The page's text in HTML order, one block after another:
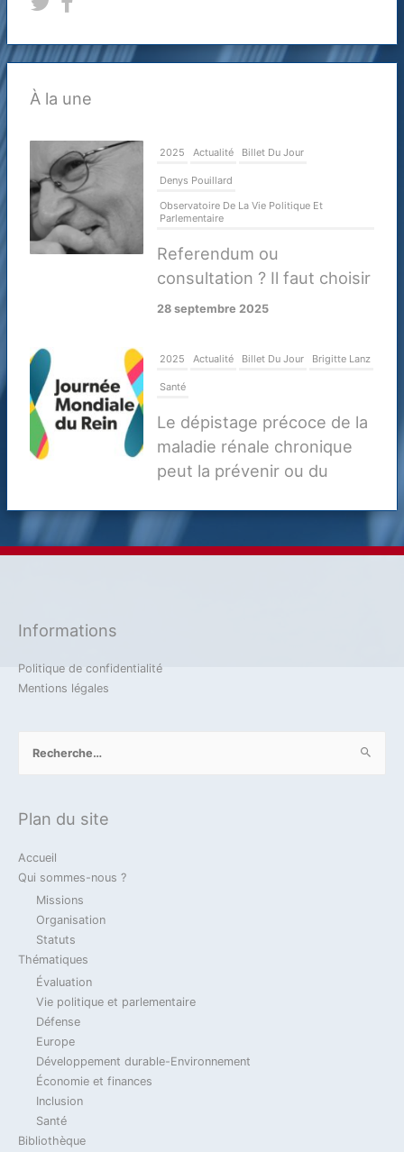
À la une
2025 Actualité Billet Du Jour
Denys Pouillard
Observatoire De La Vie Politique Et
Parlementaire
Referendum ou
consultation ? Il faut choisir
28 septembre 2025
2025 Actualité Billet Du Jour Brigitte Lanz
Santé
Le dépistage précoce de la
maladie rénale chronique
peut la prévenir ou du
complications
20 mars 2025
La coopération Franco-Allemande en
matière de défense dans la Loi de
programmation militaire 2024-2030 et des
Die deutsch-französische Zusammenarbeit
im Verteidigungsbereich in dem Gesetz zur
militärischen Programmierung (MPG) 2024-
2030 und daraus zu ziehenden
Konsequenzen.
14 novembre 2023
2023 Actualité Billet Du Jour Défense
Loi de Programmation Militaire 2024-2030 &
coopération franco-allemande / Gesetz zur
militärischen Programmierung 2024-2030 &
deutsch-französische Zusammenarbeit
Informations
Politique de confidentialité
Mentions légales
Plan du site
Accueil
Qui sommes-nous ?
Missions
Organisation
Statuts
Thématiques
Évaluation
Vie politique et parlementaire
Défense
Europe
Développement durable-Environnement
Économie et finances
Inclusion
Santé
Bibliothèque